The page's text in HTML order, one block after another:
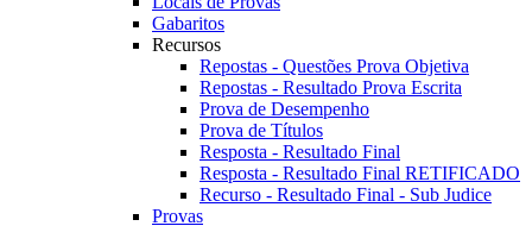
Gabaritos
Recursos
Repostas - Questões Prova Objetiva
Repostas - Resultado Prova Escrita
Prova de Desempenho
Prova de Títulos
Resposta - Resultado Final
Resposta - Resultado Final RETIFICADO
Recurso - Resultado Final - Sub Judice
Provas